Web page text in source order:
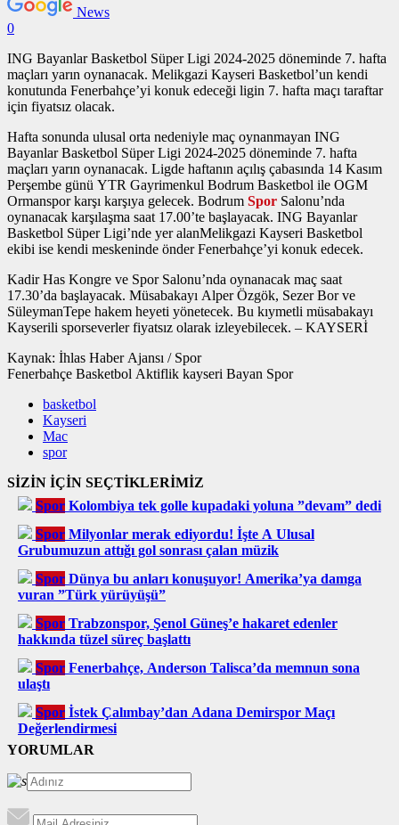
News
0
ING Bayanlar Basketbol Süper Ligi 2024-2025 döneminde 7. hafta
maçları yarın oynanacak. Melikgazi Kayseri Basketbol’un kendi
konutunda Fenerbahçe’yi konuk edeceği ligin 7. hafta maçı taraftar
için fiyatsız olacak.
Hafta sonunda ulusal orta nedeniyle maç oynanmayan ING
Bayanlar Basketbol Süper Ligi 2024-2025 döneminde 7. hafta
maçları yarın oynanacak. Ligde haftanın açılış çabasında 14 Kasım
Perşembe günü YTR Gayrimenkul Bodrum Basketbol ile OGM
Ormanspor karşı karşıya gelecek. Bodrum Spor Salonu’nda
oynanacak karşılaşma saat 17.00’te başlayacak. ING Bayanlar
Basketbol Süper Ligi’nde yer alanMelikgazi Kayseri Basketbol
ekibi ise kendi meskeninde önder Fenerbahçe’yi konuk edecek.
Kadir Has Kongre ve Spor Salonu’nda oynanacak maç saat
17.30’da başlayacak. Müsabakayı Alper Özgök, Sezer Bor ve
SüleymanTepe hakem heyeti yönetecek. Bu kıymetli müsabakayı
Kayserili sporseverler fiyatsız olarak izleyebilecek. – KAYSERİ
Kaynak: İhlas Haber Ajansı / Spor
Fenerbahçe Basketbol Aktiflik kayseri Bayan Spor
basketbol
Kayseri
Mac
spor
SİZİN İÇİN SEÇTİKLERİMİZ
Spor Kolombiya tek golle kupadaki yoluna ”devam” dedi
Spor Milyonlar merak ediyordu! İşte A Ulusal
Grubumuzun attığı gol sonrası çalan müzik
Spor Dünya bu anları konuşuyor! Amerika’ya damga
vuran ”Türk yürüyüşü”
Spor Trabzonspor, Şenol Güneş’e hakaret edenler
hakkında tüzel süreç başlattı
Spor Fenerbahçe, Anderson Talisca’da memnun sona
ulaştı
Spor İstek Çalımbay’dan Adana Demirspor Maçı
Değerlendirmesi
YORUMLAR